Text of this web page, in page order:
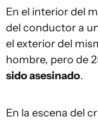
En el interior del
del conductor a
el exterior del
hombre, pero de
sido asesinado.
En la escena del